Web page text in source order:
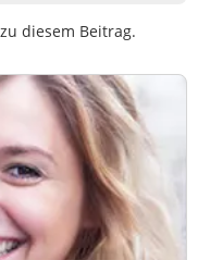
diesem Beitrag.